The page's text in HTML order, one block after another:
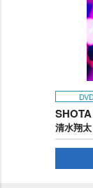
清水翔太